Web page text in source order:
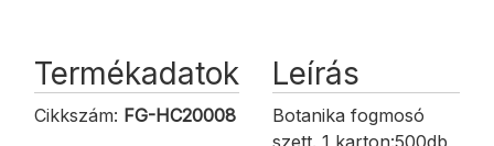
Termékadatok
Cikkszám: FG-HC20008
Leírás
Botanika fogmosó
szett. 1 karton:500db